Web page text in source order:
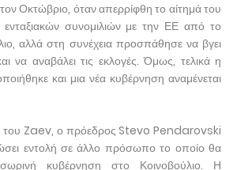
Οκτώβριο, όταν απερρίφθη το αίτημά του
συνομιλιών με την ΕΕ από το
αλλά στη συνέχεια προσπάθησε να βγει
να αναβάλει τις εκλογές. Όμως, τελικά η
και μια νέα κυβέρνηση αναμένεται
του Zaev, ο πρόεδρος Stevo Pendarovski
εντολή σε άλλο πρόσωπο το οποίο θα
κυβέρνηση στο Κοινοβούλιο. Η